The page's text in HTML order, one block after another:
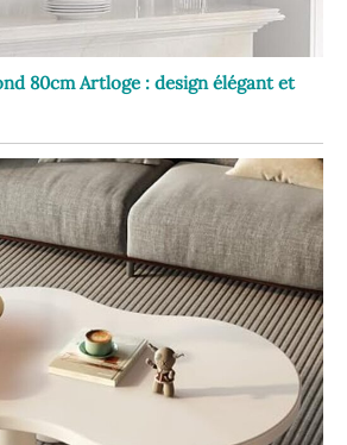
80cm Artloge : design élégant et